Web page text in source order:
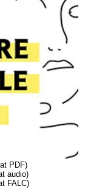
PDF)
audio)
FALC)